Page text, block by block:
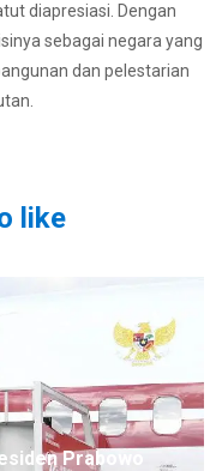
diapresiasi. Dengan
sebagai negara yang
dan pelestarian
like
Prabowo